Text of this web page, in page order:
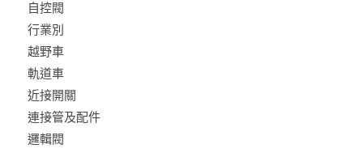
自控閥
行業別
越野車
軌道車
近接開關
連接管及配件
邏輯閥